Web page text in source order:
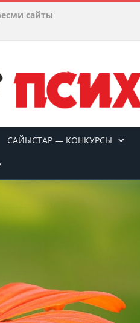
сайты
САЙЫСТАР — КОНКУРСЫ